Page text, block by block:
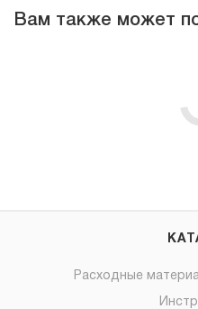
Вам также может
Расходные